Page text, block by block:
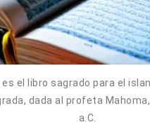
es el libro sagrado para el
dada al profeta Mahoma,
a.C.